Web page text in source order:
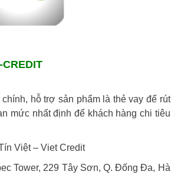
hỗ trợ sản phẩm là thẻ vay để rút
mức nhất định để khách hàng chi tiêu
Việt – Viet Credit
Tower, 229 Tây Sơn, Q. Đống Đa, Hà